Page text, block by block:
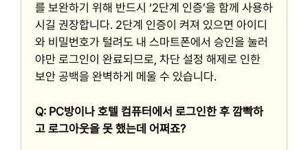
를 보완하기 위해 반드시 ‘2단계 인증’을 함께 사용하
시길 권장합니다. 2단계 인증이 켜져 있으면 아이디
와 비밀번호가 털려도 내 스마트폰에서 승인을 눌러
야만 로그인이 완료되므로, 차단 설정 해제로 인한
보안 공백을 완벽하게 메울 수 있습니다.
Q: PC방이나 호텔 컴퓨터에서 로그인한 후 깜빡하
고 로그아웃을 못 했는데 어쩌죠?